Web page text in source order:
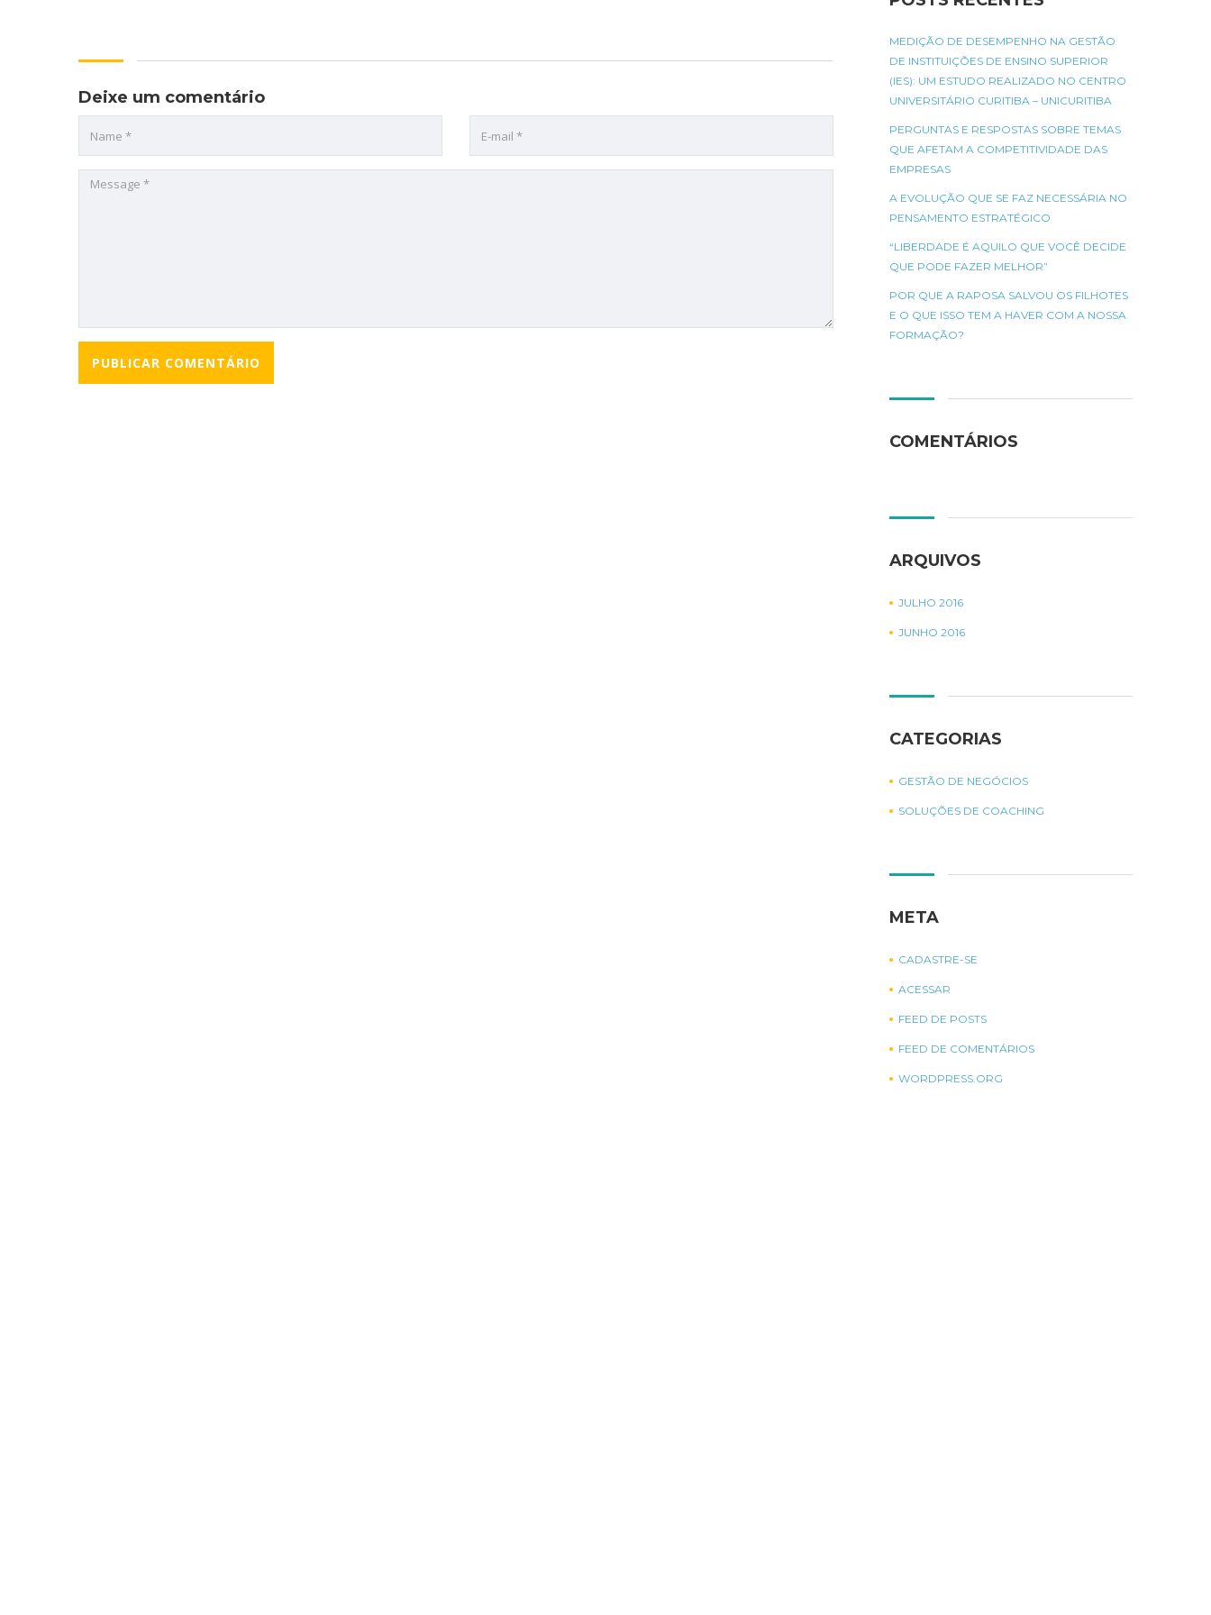
Deixe um comentário
MEDIÇÃO DE DESEMPENHO NA GESTÃO
DE INSTITUIÇÕES DE ENSINO SUPERIOR
(IES): UM ESTUDO REALIZADO NO CENTRO
UNIVERSITÁRIO CURITIBA – UNICURITIBA
PERGUNTAS E RESPOSTAS SOBRE TEMAS
QUE AFETAM A COMPETITIVIDADE DAS
EMPRESAS
A EVOLUÇÃO QUE SE FAZ NECESSÁRIA NO
PENSAMENTO ESTRATÉGICO
“LIBERDADE É AQUILO QUE VOCÊ DECIDE
QUE PODE FAZER MELHOR”
POR QUE A RAPOSA SALVOU OS FILHOTES
E O QUE ISSO TEM A HAVER COM A NOSSA
FORMAÇÃO?
COMENTÁRIOS
ARQUIVOS
JULHO 2016
JUNHO 2016
CATEGORIAS
GESTÃO DE NEGÓCIOS
SOLUÇÕES DE COACHING
META
CADASTRE-SE
ACESSAR
FEED DE POSTS
FEED DE COMENTÁRIOS
WORDPRESS.ORG